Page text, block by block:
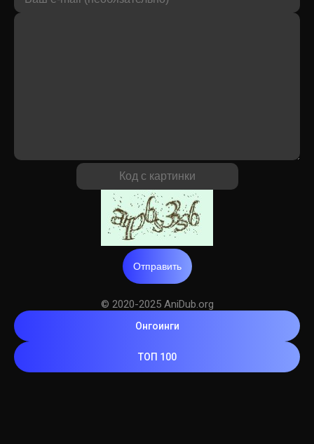
Отправить
© 2020-2025 AniDub.org
Онгоинги
ТОП 100